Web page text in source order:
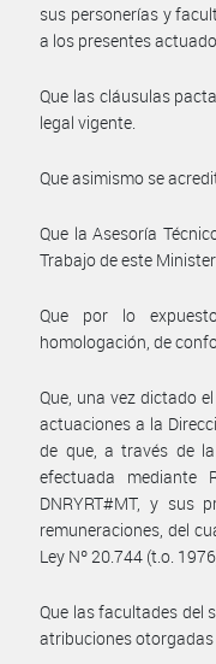
sus personerías y
a los presentes
Que las cláusulas
legal vigente.
Que asimismo se
Que la Asesoría
Trabajo de este
Que por lo
homologación, de
Que, una vez dictado
actuaciones a la
de que, a través de
efectuada mediante
DNRYRT#MT, y sus
remuneraciones, del
Ley Nº 20.744 (t.o.
Que las facultades del
atribuciones otorgadas